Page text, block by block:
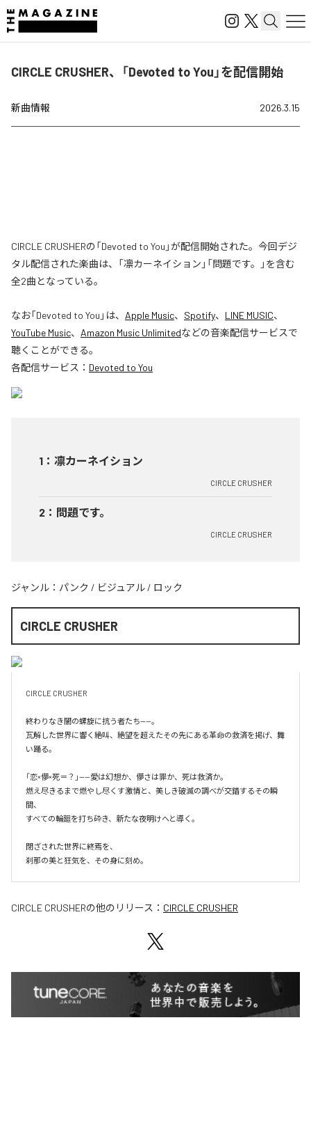
CIRCLE CRUSHER、「Devoted to You」を配信開始
新曲情報 2026.3.15
CIRCLE CRUSHERの「Devoted to You」が配信開始された。今回デジ
タル配信された楽曲は、「凛カーネイション」「問題です。」を含む
全2曲となっている。
なお「Devoted to You 」は、 Apple Music、 Spotify、 LINE MUSIC、
YouTube Music、 Amazon Music Unlimitedなどの音楽配信サービスで
聴くことができる。
各配信サービス： Devoted to You
1 ： 凛カーネイション
CIRCLE CRUSHER
2 ： 問題です。
CIRCLE CRUSHER
ジャンル： パンク / ビジュアル / ロック
CIRCLE CRUSHER
CIRCLE CRUSHER
終わりなき闇の螺旋に抗う者たち——。
瓦解した世界に響く絶叫、絶望を超えたその先にある革命の救済を掲げ、舞
い踊る。
「恋×儚×死＝？」——愛は幻想か、儚さは罪か、死は救済か。
燃え尽きるまで燃やし尽くす激情と、美しき破滅の調べが交錯するその瞬
間、
すべての輪廻を打ち砕き、新たな夜明けへと導く。
閉ざされた世界に終焉を、
刹那の美と狂気を、その身に刻め。
CIRCLE CRUSHERの他のリリース： CIRCLE CRUSHER